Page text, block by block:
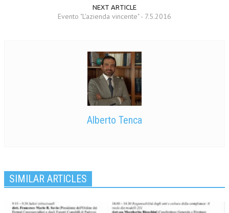
NEXT ARTICLE
Evento "L'azienda vincente" - 7.5.2016
Alberto Tenca
SIMILAR ARTICLES